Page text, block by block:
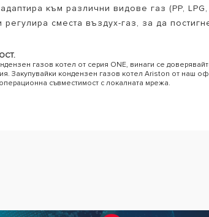
към различни видове газ (PP,
регулира сместа въздух-газ, за ​​да
газов котел от серия ONE, винаги се
Закупувайки кондензен газов котел Ariston от наш
съвместимост с локалната мрежа.